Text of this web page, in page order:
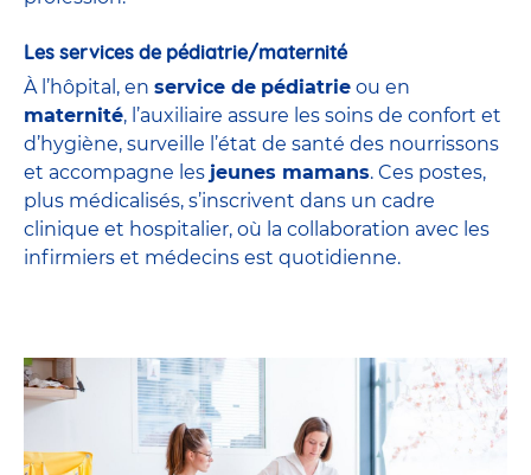
Les services de pédiatrie/maternité
À l’hôpital, en service de pédiatrie ou en
maternité, l’auxiliaire assure les soins de confort et
d’hygiène, surveille l’état de santé des nourrissons
et accompagne les jeunes mamans. Ces postes,
plus médicalisés, s’inscrivent dans un cadre
clinique et hospitalier, où la collaboration avec les
infirmiers et médecins est quotidienne.